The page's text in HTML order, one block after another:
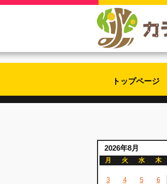
トップページ
2026年8月
月 火 水 木
3
4 5 6